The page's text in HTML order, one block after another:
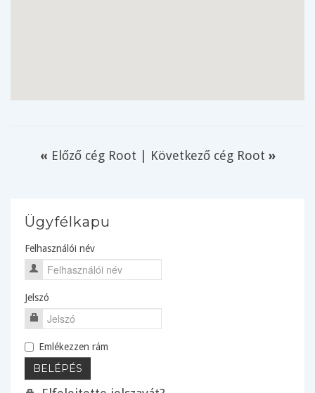
« Előző cég Root Következő cég Root »
Ügyfélkapu
Felhasználói név
Jelszó
Emlékezzen rám